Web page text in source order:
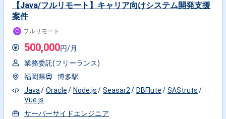
【Java/フルリモート】キャリア向けシステム開発支援
案件
フルリモート
500,000円/月
業務委託(フリーランス)
福岡県
博多駅
Java
Oracle Node.js Seasar2 DBFlute
SAStruts
Vue.js
サーバーサイドエンジニア